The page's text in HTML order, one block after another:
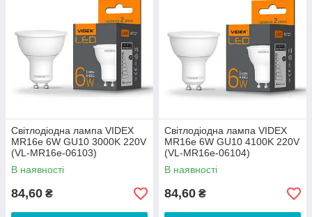
Світлодіодна лампа VIDEX
MR16е 6W GU10 3000K 220V
(VL-MR16e-06103)
В наявності
84,60 ₴
Світлодіодна лампа VIDEX
MR16е 6W GU10 4100K 220V
(VL-MR16e-06104)
В наявності
84,60 ₴